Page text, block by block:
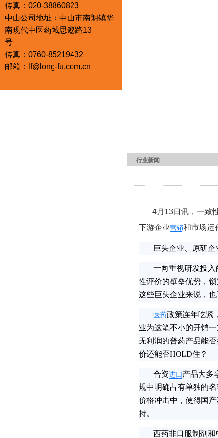
传真：020-38860823
中山公司地址：中山市南朗镇华
南现代中医药城思邈路13
号
传真： 0760-85219432
邮箱：lf@long-fu.com.cn
行业新闻
4月13日讯，一致性
下游企业营销和市场运
巨头企业、原研企
一向重视研发投入
性评价的壁垒优势，
这些巨头企业来说，
医药政策连年吃紧
业为这笔不小的开销
无利润的普药产品能
价还能否HOLD住？
合资进口 产品大多
规中明确占有单独的
价格冲击中，使得国
持。
西药非口服制剂和